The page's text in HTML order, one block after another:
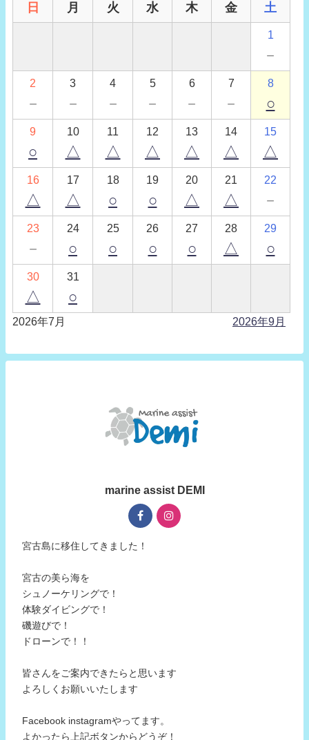
日
月 火 水 木 金 土
1
－
2
－
3
－
4
－
5
－
6
－
7
－
8
○
9
○
10
△
11
△
12
△
13
△
14
△
15
△
16
△
17
△
18
○
19
○
20
△
21
△
22
－
23
－
24
○
25
○
26
○
27
○
28
△
29
○
30
△
31
○
2026年7月 2026年9月
marine assist DEMI
宮古島に移住してきました！
宮古の美ら海を
シュノーケリングで！
体験ダイビングで！
磯遊びで！
ドローンで！！
皆さんをご案内できたらと思います
よろしくお願いいたします
Facebook instagramやってます。
よかったら上記ボタンからどうぞ！